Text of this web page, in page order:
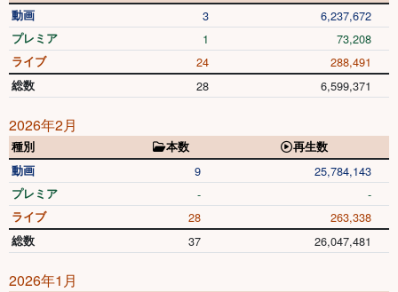
動画
3 6,237,672
プレミア 1 73,208
ライブ 24 288,491
総数 28 6,599,371
2026年2月
種別 本数
再生数
動画
9 25,784,143
プレミア - -
ライブ 28 263,338
総数 37 26,047,481
2026年1月